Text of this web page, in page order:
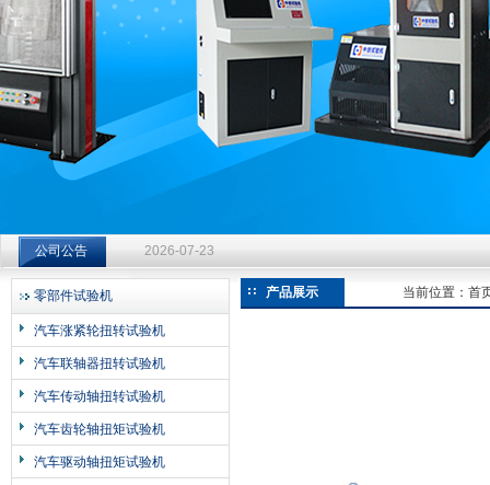
济南中创工业测试系统有限公司
公司公告 2026-07-23
钻杆扭转试验台选型指南：从额定扭矩到加载频率的工况适配
2026-07-23
钻杆扭转试验台选型指南：从额定扭矩到加载频率的工况适配
2026-07-23
零部件试验机
汽车涨紧轮扭转试验机
汽车联轴器扭转试验机
汽车传动轴扭转试验机
汽车齿轮轴扭矩试验机
汽车驱动轴扭矩试验机
产品展示 当前位置： 首